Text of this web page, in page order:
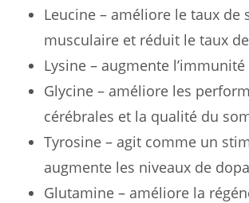
Leucine – améliore le taux de
musculaire et réduit le taux
Lysine – augmente l’immunité
Glycine – améliore les
cérébrales et la qualité du
Tyrosine – agit comme un
augmente les niveaux de
Glutamine – améliore la